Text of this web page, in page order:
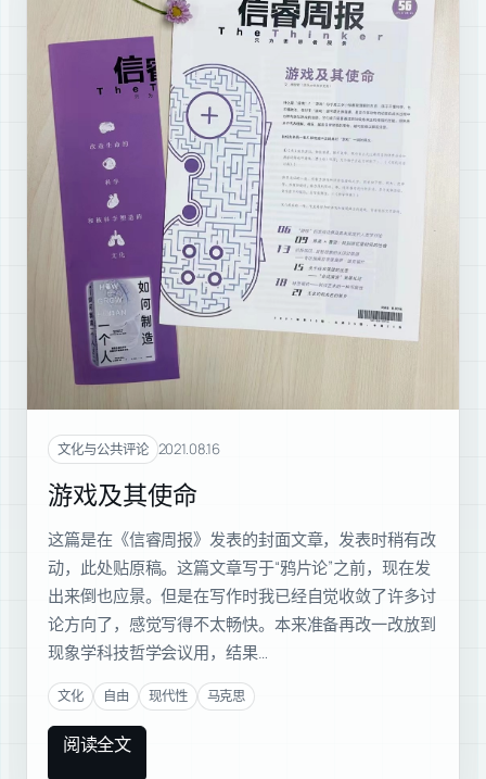
文化与公共评论 2021.08.16
游戏及其使命
这篇是在《信睿周报》发表的封面文章，发表时稍有改
动，此处贴原稿。这篇文章写于“鸦片论”之前，现在发
出来倒也应景。但是在写作时我已经自觉收敛了许多讨
论方向了，感觉写得不太畅快。本来准备再改一改放到
现象学科技哲学会议用，结果…
文化 自由 现代性 马克思
阅读全文